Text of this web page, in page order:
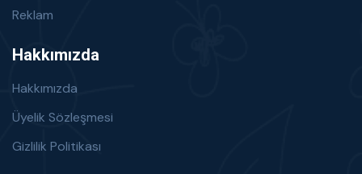
Reklam
Hakkımızda
Hakkımızda
Üyelik Sözleşmesi
Gizlilik Politikası